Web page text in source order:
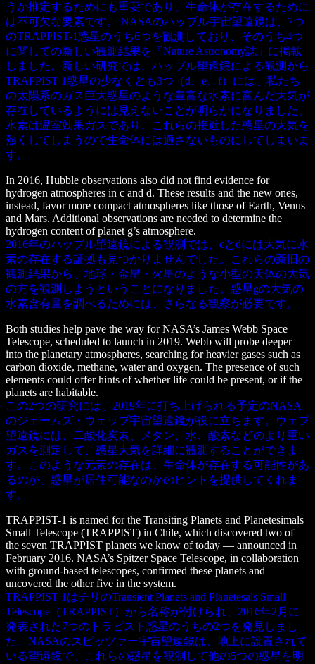
うか推定するためにも重要であり、生命体が存在するために
は不可欠な要素です。 NASAのハッブル宇宙望遠鏡は、7つ
のTRAPPIST-1惑星のうち6つを観測しており、そのうち4つ
に関しての新しい観測結果を「Nature Astronomy誌」に掲載
しました。新しい研究では、ハッブル望遠鏡による観測から
TRAPPIST-1惑星の少なくとも3つ（d、e、f）には、私たち
の太陽系のガス巨大惑星のような豊富な水素に富んだ大気が
存在しているようには見えないことが明らかになりました。
水素は温室効果ガスであり、これらの接近した惑星の大気を
熱くしてしまうので生命体には適さないものにしてしまいま
す。
In 2016, Hubble observations also did not find evidence for
hydrogen atmospheres in c and d. These results and the new ones,
instead, favor more compact atmospheres like those of Earth, Venus
and Mars. Additional observations are needed to determine the
hydrogen content of planet g’s atmosphere.
2016年のハッブル望遠鏡による観測では、cとdには大気に水
素の存在する証拠も見つかりませんでした。これらの新旧の
観測結果から、地球・金星・火星のような小型の天体の大気
の方を観測しようということになりました。惑星gの大気の
水素含有量を調べるためには、さらなる観察が必要です。
Both studies help pave the way for NASA’s James Webb Space
Telescope, scheduled to launch in 2019. Webb will probe deeper
into the planetary atmospheres, searching for heavier gases such as
carbon dioxide, methane, water and oxygen. The presence of such
elements could offer hints of whether life could be present, or if the
planets are habitable.
この2つの研究には、2019年に打ち上げられる予定のNASA
のジェームズ・ウェッブ宇宙望遠鏡が役に立ちます。ウェブ
望遠鏡には、二酸化炭素、メタン、水、酸素などのより重い
ガスを測定して、惑星大気を詳細に観測することができま
す。このような元素の存在は、生命体が存在する可能性があ
るのか​​、惑星が居住可能なのかのヒントを提供してくれま
す。
TRAPPIST-1 is named for the Transiting Planets and Planetesimals
Small Telescope (TRAPPIST) in Chile, which discovered two of
the seven TRAPPIST planets we know of today — announced in
February 2016. NASA’s Spitzer Space Telescope, in collaboration
with ground-based telescopes, confirmed these planets and
uncovered the other five in the system.
TRAPPIST-1はチリのTransient Planets and Planetesals Small
Telescope（TRAPPIST）から名称が付けられ、2016年2月に
発表された7つのトラピスト惑星のうちの2つを発見しまし
た。NASAのスピッツァー宇宙望遠鏡は、地上に設置されて
いる望遠鏡で、これらの惑星を観測して他の5つの惑星を明